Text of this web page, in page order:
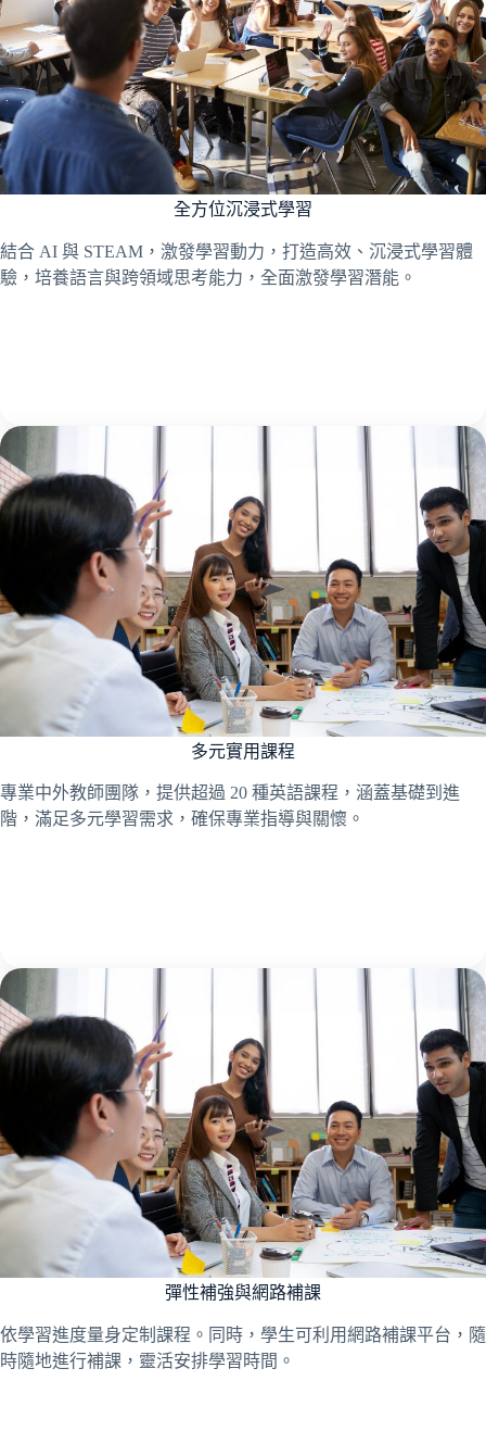
全方位沉浸式學習
結合 AI 與 STEAM，激發學習動力，打造高效、沉浸式學習體
驗，培養語言與跨領域思考能力，全面激發學習潛能。
多元實用課程
專業中外教師團隊，提供超過 20 種英語課程，涵蓋基礎到進
階，滿足多元學習需求，確保專業指導與關懷。
彈性補強與網路補課
依學習進度量身定制課程。同時，學生可利用網路補課平台，隨
時隨地進行補課，靈活安排學習時間。